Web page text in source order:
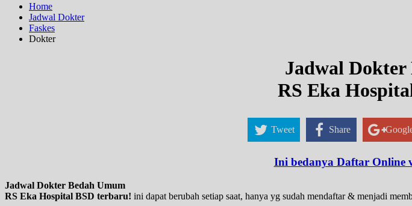
Home
Jadwal Dokter
Faskes
Dokter
Jadwal Dokter
RS Eka
Tweet Share
Ini bedanya Daftar Online
Jadwal Dokter Bedah Umum
RS Eka Hospital BSD terbaru! ini dapat berubah setiap saat, hanya yg sudah mendaftar & menjadi